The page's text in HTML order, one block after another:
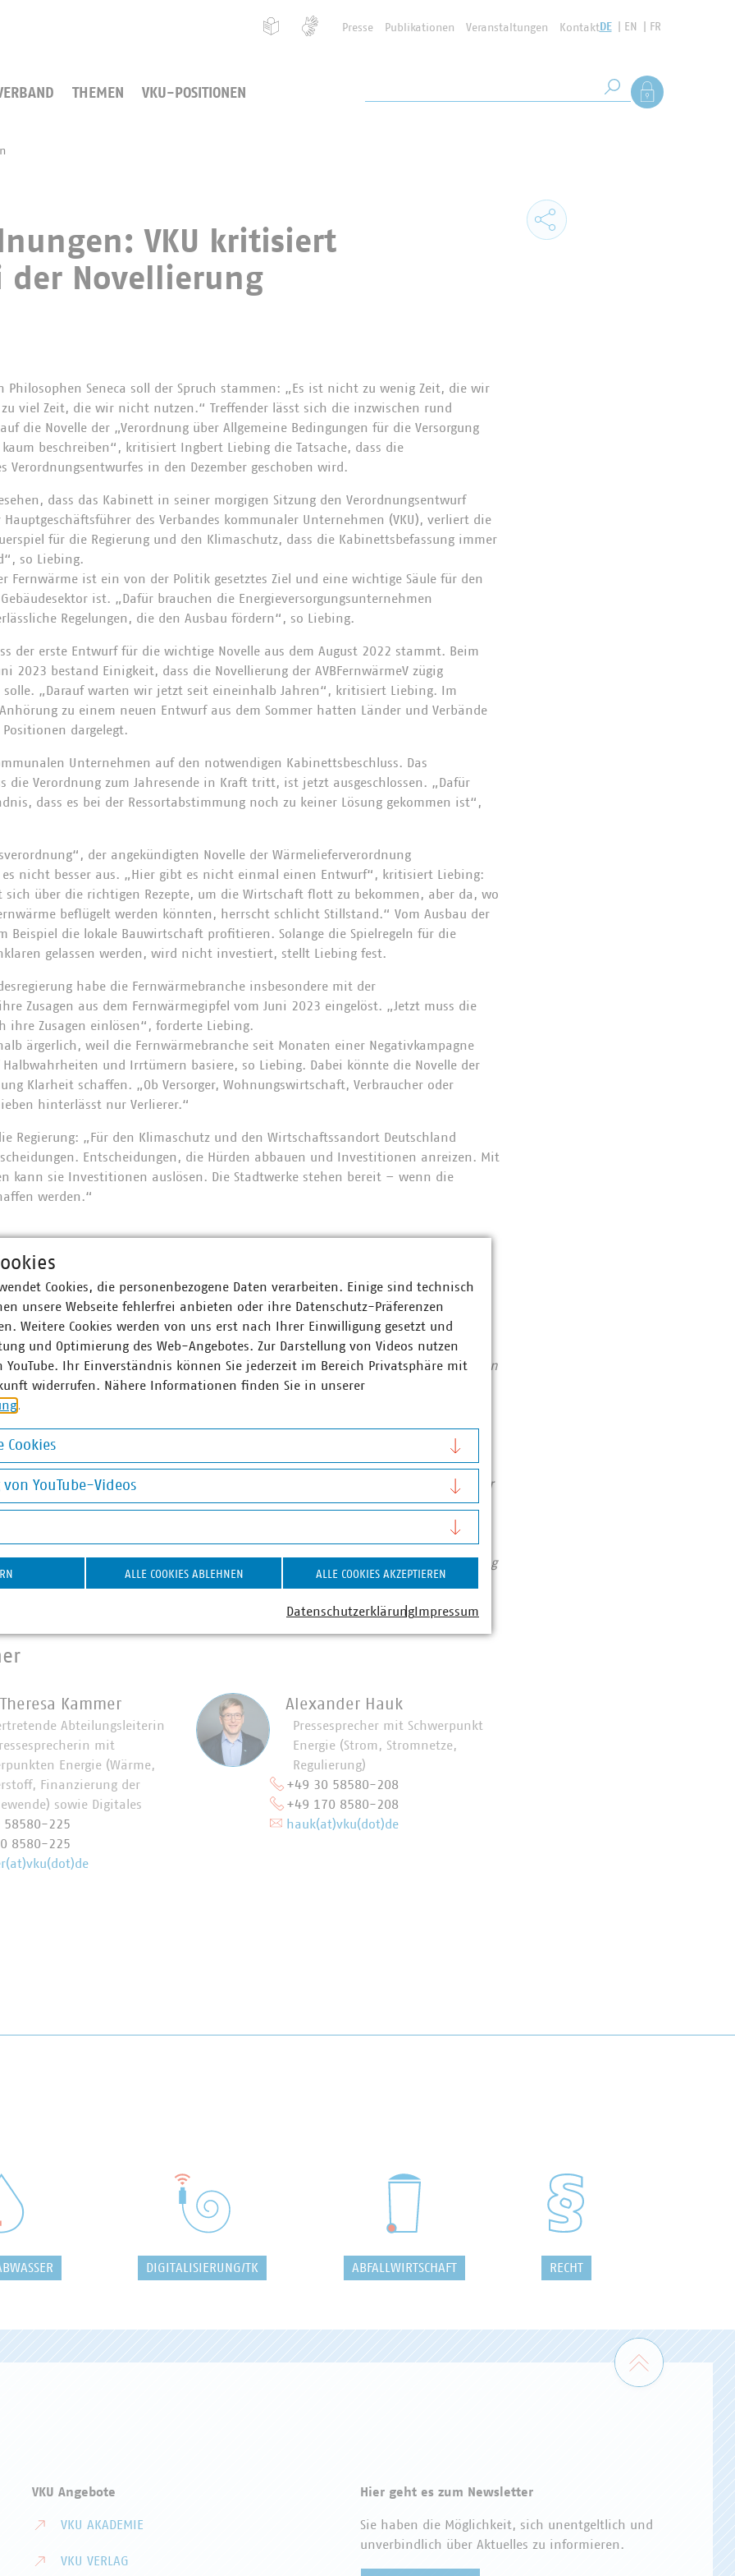
Presse Publikationen Veranstaltungen KontaktDE EN FR
THEMEN VKU-POSITIONEN Suche starten
Als Mitglied
VKU kritisiert
der Novellierung
Philosophen Seneca soll der Spruch stammen: „Es ist nicht zu wenig Zeit, die wir
viel Zeit, die wir nicht nutzen.“ Treffender lässt sich die inzwischen rund
die Novelle der „Verordnung über Allgemeine Bedingungen für die Versorgung
beschreiben“, kritisiert Ingbert Liebing die Tatsache, dass die
Verordnungsentwurfes in den Dezember geschoben wird.
dass das Kabinett in seiner morgigen Sitzung den Verordnungsentwurf
Hauptgeschäftsführer des Verbandes kommunaler Unternehmen (VKU), verliert die
für die Regierung und den Klimaschutz, dass die Kabinettsbefassung immer
so Liebing.
Fernwärme ist ein von der Politik gesetztes Ziel und eine wichtige Säule für den
ist. „Dafür brauchen die Energieversorgungsunternehmen
Regelungen, die den Ausbau fördern“, so Liebing.
der erste Entwurf für die wichtige Novelle aus dem August 2022 stammt. Beim
2023 bestand Einigkeit, dass die Novellierung der AVBFernwärmeV zügig
solle. „Darauf warten wir jetzt seit eineinhalb Jahren“, kritisiert Liebing. Im
zu einem neuen Entwurf aus dem Sommer hatten Länder und Verbände
dargelegt.
Unternehmen auf den notwendigen Kabinettsbeschluss. Das
die Verordnung zum Jahresende in Kraft tritt, ist jetzt ausgeschlossen. „Dafür
dass es bei der Ressortabstimmung noch zu keiner Lösung gekommen ist“,
der angekündigten Novelle der Wärmelieferverordnung
es nicht besser aus. „Hier gibt es nicht einmal einen Entwurf“, kritisiert Liebing:
sich über die richtigen Rezepte, um die Wirtschaft flott zu bekommen, aber da, wo
beflügelt werden könnten, herrscht schlicht Stillstand.“ Vom Ausbau der
Beispiel die lokale Bauwirtschaft profitieren. Solange die Spielregeln für die
gelassen werden, wird nicht investiert, stellt Liebing fest.
habe die Fernwärmebranche insbesondere mit der
Zusagen aus dem Fernwärmegipfel vom Juni 2023 eingelöst. „Jetzt muss die
ihre Zusagen einlösen“, forderte Liebing.
ärgerlich, weil die Fernwärmebranche seit Monaten einer Negativkampagne
Halbwahrheiten und Irrtümern basiere, so Liebing. Dabei könnte die Novelle der
Klarheit schaffen. „Ob Versorger, Wohnungswirtschaft, Verbraucher oder
hinterlässt nur Verlierer.“
Regierung: „Für den Klimaschutz und den Wirtschaftssandort Deutschland
Entscheidungen, die Hürden abbauen und Investitionen anreizen. Mit
kann sie Investitionen auslösen. Die Stadtwerke stehen bereit – wenn die
werden.“
Unternehmen e. V. (VKU) vertritt über 1.550 Stadtwerke und
Unternehmen in den Bereichen Energie, Wasser/Abwasser, Abfallwirtschaft
Mit rund 309.000 Beschäftigten wurden 2022 Umsatzerlöse von 194 Milliarden
mehr als 17 Milliarden Euro investiert. Im Endkundensegment haben die VKU-
Marktanteile in zentralen Ver- und Entsorgungsbereichen: Strom 66
Wärme 91 Prozent, Trinkwasser 88 Prozent, Abwasser 40 Prozent. Die
entsorgt jeden Tag 31.500 Tonnen Abfall und hat seit 1990 rund 78 Prozent
– damit ist sie der Hidden Champion des Klimaschutzes. Immer mehr
engagieren sich im Breitbandausbau: 220 Unternehmen investieren pro Jahr über
wollen 90 Prozent der kommunalen Unternehmen den
Anschlüsse für Antennen an ihr Glasfasernetz anbieten.
Zahlen Daten Fakten
am Laufen – denn nichts geschieht, wenn es nicht vor Ort passiert: Unser Beitrag
Unsere Positionen:
Kammer
Abteilungsleiterin
mit
Energie (Wärme,
Finanzierung der
sowie Digitales
58580-225
8580-225
Alexander Hauk
Pressesprecher mit Schwerpunkt
Energie (Strom, Stromnetze,
Regulierung)
+49 30 58580-208
+49 170 8580-208
hauk(at)vku(dot)de
DIGITALISIERUNG/TK ABFALLWIRTSCHAFT RECHT
Zum
VKU Angebote
VKU AKADEMIE
VKU VERLAG
Hier geht es zum Newsletter
Sie haben die Möglichkeit, sich unentgeltlich und
unverbindlich über Aktuelles zu informieren.
Cookies, die personenbezogene Daten verarbeiten. Einige sind technisch
unsere Webseite fehlerfrei anbieten oder ihre Datenschutz-Präferenzen
Weitere Cookies werden von uns erst nach Ihrer Einwilligung gesetzt und
und Optimierung des Web-Angebotes. Zur Darstellung von Videos nutzen
YouTube. Ihr Einverständnis können Sie jederzeit im Bereich Privatsphäre mit
widerrufen. Nähere Informationen finden Sie in unserer
.
Cookies
von YouTube-Videos
YouTube-Videos
ALLE COOKIES ABLEHNEN ALLE COOKIES AKZEPTIEREN
DatenschutzerklärungImpressum